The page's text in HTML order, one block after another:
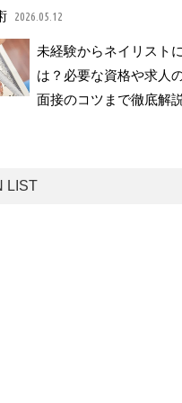
2026.05.12
未経験からネイリスト
は？必要な資格や求人
面接のコツまで徹底解説
LIST